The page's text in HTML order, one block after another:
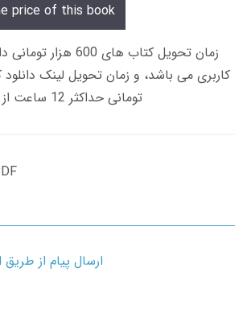
price of this book
زمان تحویل کتاب های
تومانی حداکثر 12 ساعت از طریق پیامک/ایمیل
ارسال پیام از طریق ایتا: